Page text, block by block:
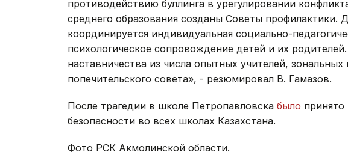
противодействию буллинга в урегулировании
среднего образования созданы Советы профилактики.
координируется индивидуальная социально-
психологическое сопровождение детей и их
наставничества из числа опытных учителей,
попечительского совета», - резюмировал В. Гамазов.
После трагедии в школе Петропавловска было принято
безопасности во всех школах Казахстана.
Фото РСК Акмолинской области.